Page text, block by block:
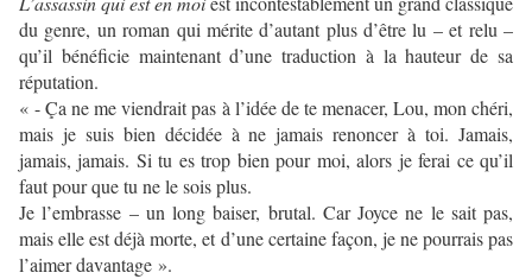
du genre, un roman qui mérite d’autant plus d’être lu – et relu –
qu’il bénéficie maintenant d’une traduction à la hauteur de sa
réputation.
« - Ça ne me viendrait pas à l’idée de te menacer, Lou, mon chéri,
mais je suis bien décidée à ne jamais renoncer à toi. Jamais,
jamais, jamais. Si tu es trop bien pour moi, alors je ferai ce qu’il
faut pour que tu ne le sois plus.
Je l’embrasse – un long baiser, brutal. Car Joyce ne le sait pas,
mais elle est déjà morte, et d’une certaine façon, je ne pourrais pas
l’aimer davantage ».